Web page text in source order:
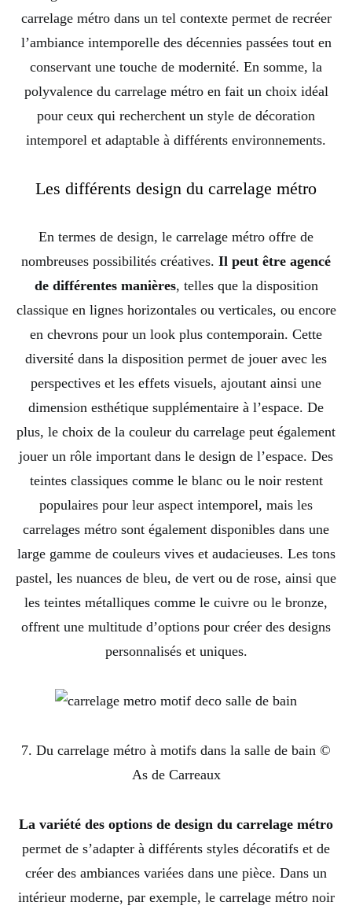
carrelage métro dans un tel contexte permet de recréer
l’ambiance intemporelle des décennies passées tout en
conservant une touche de modernité. En somme, la
polyvalence du carrelage métro en fait un choix idéal
pour ceux qui recherchent un style de décoration
intemporel et adaptable à différents environnements.
Les différents design du carrelage métro
En termes de design, le carrelage métro offre de
nombreuses possibilités créatives. Il peut être agencé
de différentes manières, telles que la disposition
classique en lignes horizontales ou verticales, ou encore
en chevrons pour un look plus contemporain. Cette
diversité dans la disposition permet de jouer avec les
perspectives et les effets visuels, ajoutant ainsi une
dimension esthétique supplémentaire à l’espace. De
plus, le choix de la couleur du carrelage peut également
jouer un rôle important dans le design de l’espace. Des
teintes classiques comme le blanc ou le noir restent
populaires pour leur aspect intemporel, mais les
carrelages métro sont également disponibles dans une
large gamme de couleurs vives et audacieuses. Les tons
pastel, les nuances de bleu, de vert ou de rose, ainsi que
les teintes métalliques comme le cuivre ou le bronze,
offrent une multitude d’options pour créer des designs
personnalisés et uniques.
7. Du carrelage métro à motifs dans la salle de bain ©
As de Carreaux
La variété des options de design du carrelage métro
permet de s’adapter à différents styles décoratifs et de
créer des ambiances variées dans une pièce. Dans un
intérieur moderne, par exemple, le carrelage métro noir